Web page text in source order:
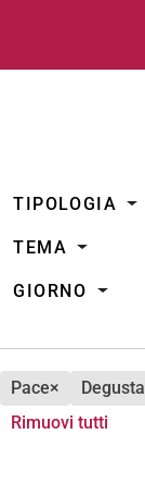
TIPOLOGIA
TEMA
GIORNO
pace×
Rimuovi tutti